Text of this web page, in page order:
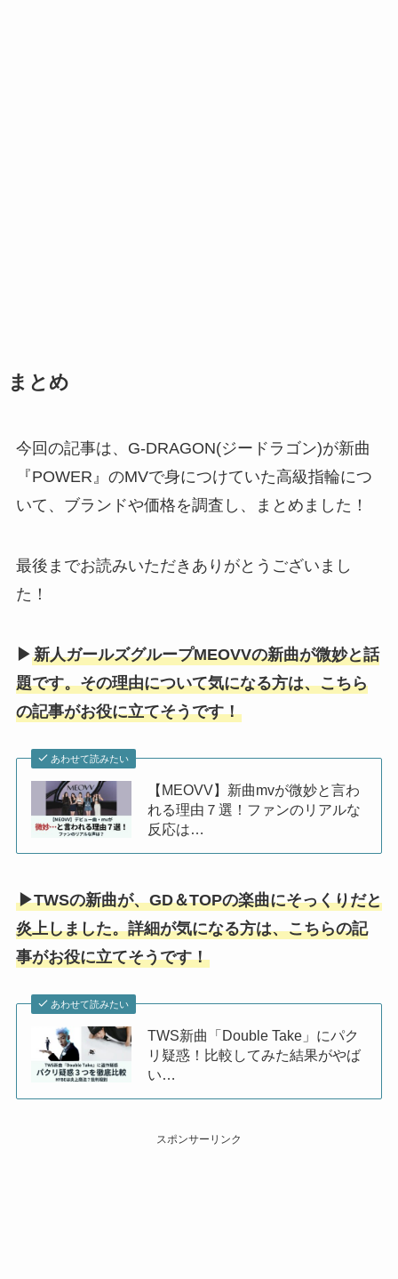
まとめ
今回の記事は、G-DRAGON(ジードラゴン)が新曲
『POWER』のMVで身につけていた高級指輪につ
いて、ブランドや価格を調査し、まとめました！
最後までお読みいただきありがとうございまし
た！
▶新人ガールズグループMEOVVの新曲が微妙と話
題です。その理由について気になる方は、こちら
の記事がお役に立てそうです！
あわせて読みたい
【MEOVV】新曲mvが微妙と言わ
れる理由７選！ファンのリアルな
反応は…
▶TWSの新曲が、GD＆TOPの楽曲にそっくりだと
炎上しました。詳細が気になる方は、こちらの記
事がお役に立てそうです！
あわせて読みたい
TWS新曲「Double Take」にパク
リ疑惑！比較してみた結果がやば
い…
スポンサーリンク